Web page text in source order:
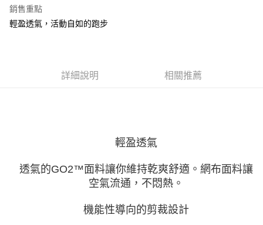
銷售重點
輕盈透氣，活動自如的跑步
詳細說明 相關推薦
輕盈透氣
透氣的GO2™面料讓你維持乾爽舒適。網布面料讓
空氣流通，不悶熱。
機能性導向的剪裁設計